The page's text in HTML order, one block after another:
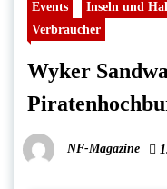
Events Inseln und
Verbraucher
Wyker
NF-Magazine